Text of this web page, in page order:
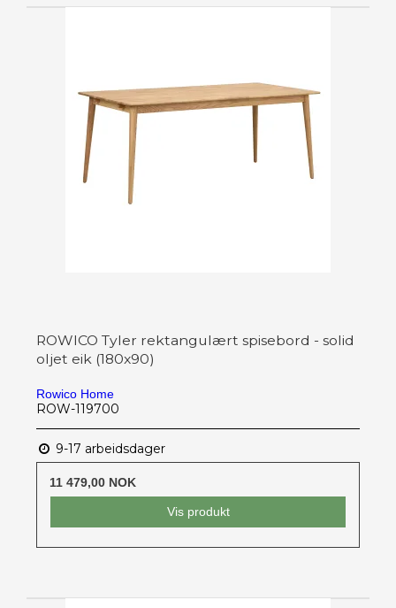
ROWICO Tyler rektangulært spisebord - solid
oljet eik (180x90)
Rowico Home
ROW-119700
9-17 arbeidsdager
11 479,00 NOK
Vis produkt